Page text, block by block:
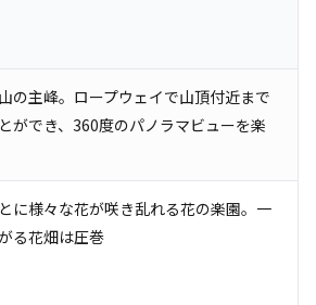
の主峰。ロープウェイで山頂付近まで
ができ、360度のパノラマビューを楽
に様々な花が咲き乱れる花の楽園。一
る花畑は圧巻